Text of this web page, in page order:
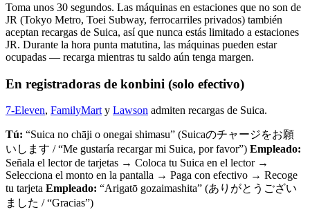
Toma unos 30 segundos. Las máquinas en estaciones que no son de
JR (Tokyo Metro, Toei Subway, ferrocarriles privados) también
aceptan recargas de Suica, así que nunca estás limitado a estaciones
JR. Durante la hora punta matutina, las máquinas pueden estar
ocupadas — recarga mientras tu saldo aún tenga margen.
En registradoras de konbini (solo efectivo)
7-Eleven, FamilyMart y Lawson admiten recargas de Suica.
Tú: “Suica no chāji o onegai shimasu” (Suicaのチャージをお願
いします / “Me gustaría recargar mi Suica, por favor”) Empleado:
Señala el lector de tarjetas → Coloca tu Suica en el lector →
Selecciona el monto en la pantalla → Paga con efectivo → Recoge
tu tarjeta Empleado: “Arigatō gozaimashita” (ありがとうござい
ました / “Gracias”)